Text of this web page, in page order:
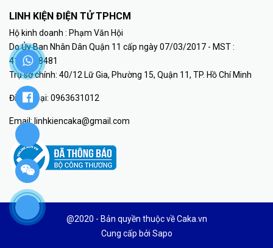
LINH KIỆN ĐIỆN TỬ TPHCM
Hộ kinh doanh : Phạm Văn Hội
Do Ủy Ban Nhân Dân Quận 11 cấp ngày 07/03/2017 - MST :
41K8018481
Trụ sở chính: 40/12 Lữ Gia, Phường 15, Quận 11, TP. Hồ Chí Minh
Điện thoại: 0963631012
Email: linhkiencaka@gmail.com
@2020 - Bản quyền thuộc về Caka.vn
Cung cấp bởi Sapo